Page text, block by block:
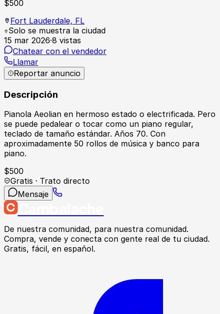
$500
Fort Lauderdale, FL
Solo se muestra la ciudad
15 mar 2026·8 vistas
Chatear con el vendedor
Llamar
Reportar anuncio
Descripción
Pianola Aeolian en hermoso estado o electrificada. Pero
se puede pedalear o tocar como un piano regular,
teclado de tamaño estándar. Años 70. Con
aproximadamente 50 rollos de música y banco para
piano.
$500
Gratis · Trato directo
Mensaje
De nuestra comunidad, para nuestra comunidad.
Compra, vende y conecta con gente real de tu ciudad.
Gratis, fácil, en español.